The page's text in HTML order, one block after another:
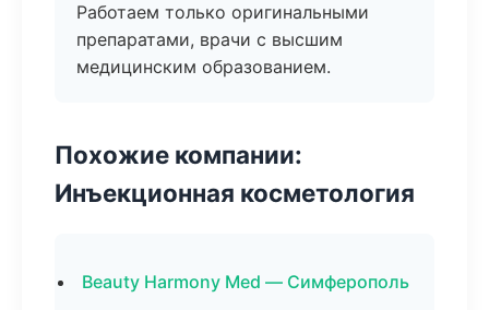
Работаем только оригинальными
препаратами, врачи с высшим
медицинским образованием.
Похожие компании:
Инъекционная косметология
Beauty Harmony Med — Симферополь